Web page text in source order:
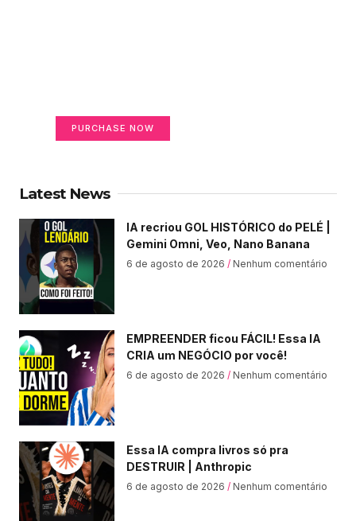
PURCHASE NOW
Latest News
IA recriou GOL HISTÓRICO do PELÉ |
Gemini Omni, Veo, Nano Banana
6 de agosto de 2026 Nenhum comentário
EMPREENDER ficou FÁCIL! Essa IA
CRIA um NEGÓCIO por você!
6 de agosto de 2026 Nenhum comentário
Essa IA compra livros só pra
DESTRUIR | Anthropic
6 de agosto de 2026 Nenhum comentário